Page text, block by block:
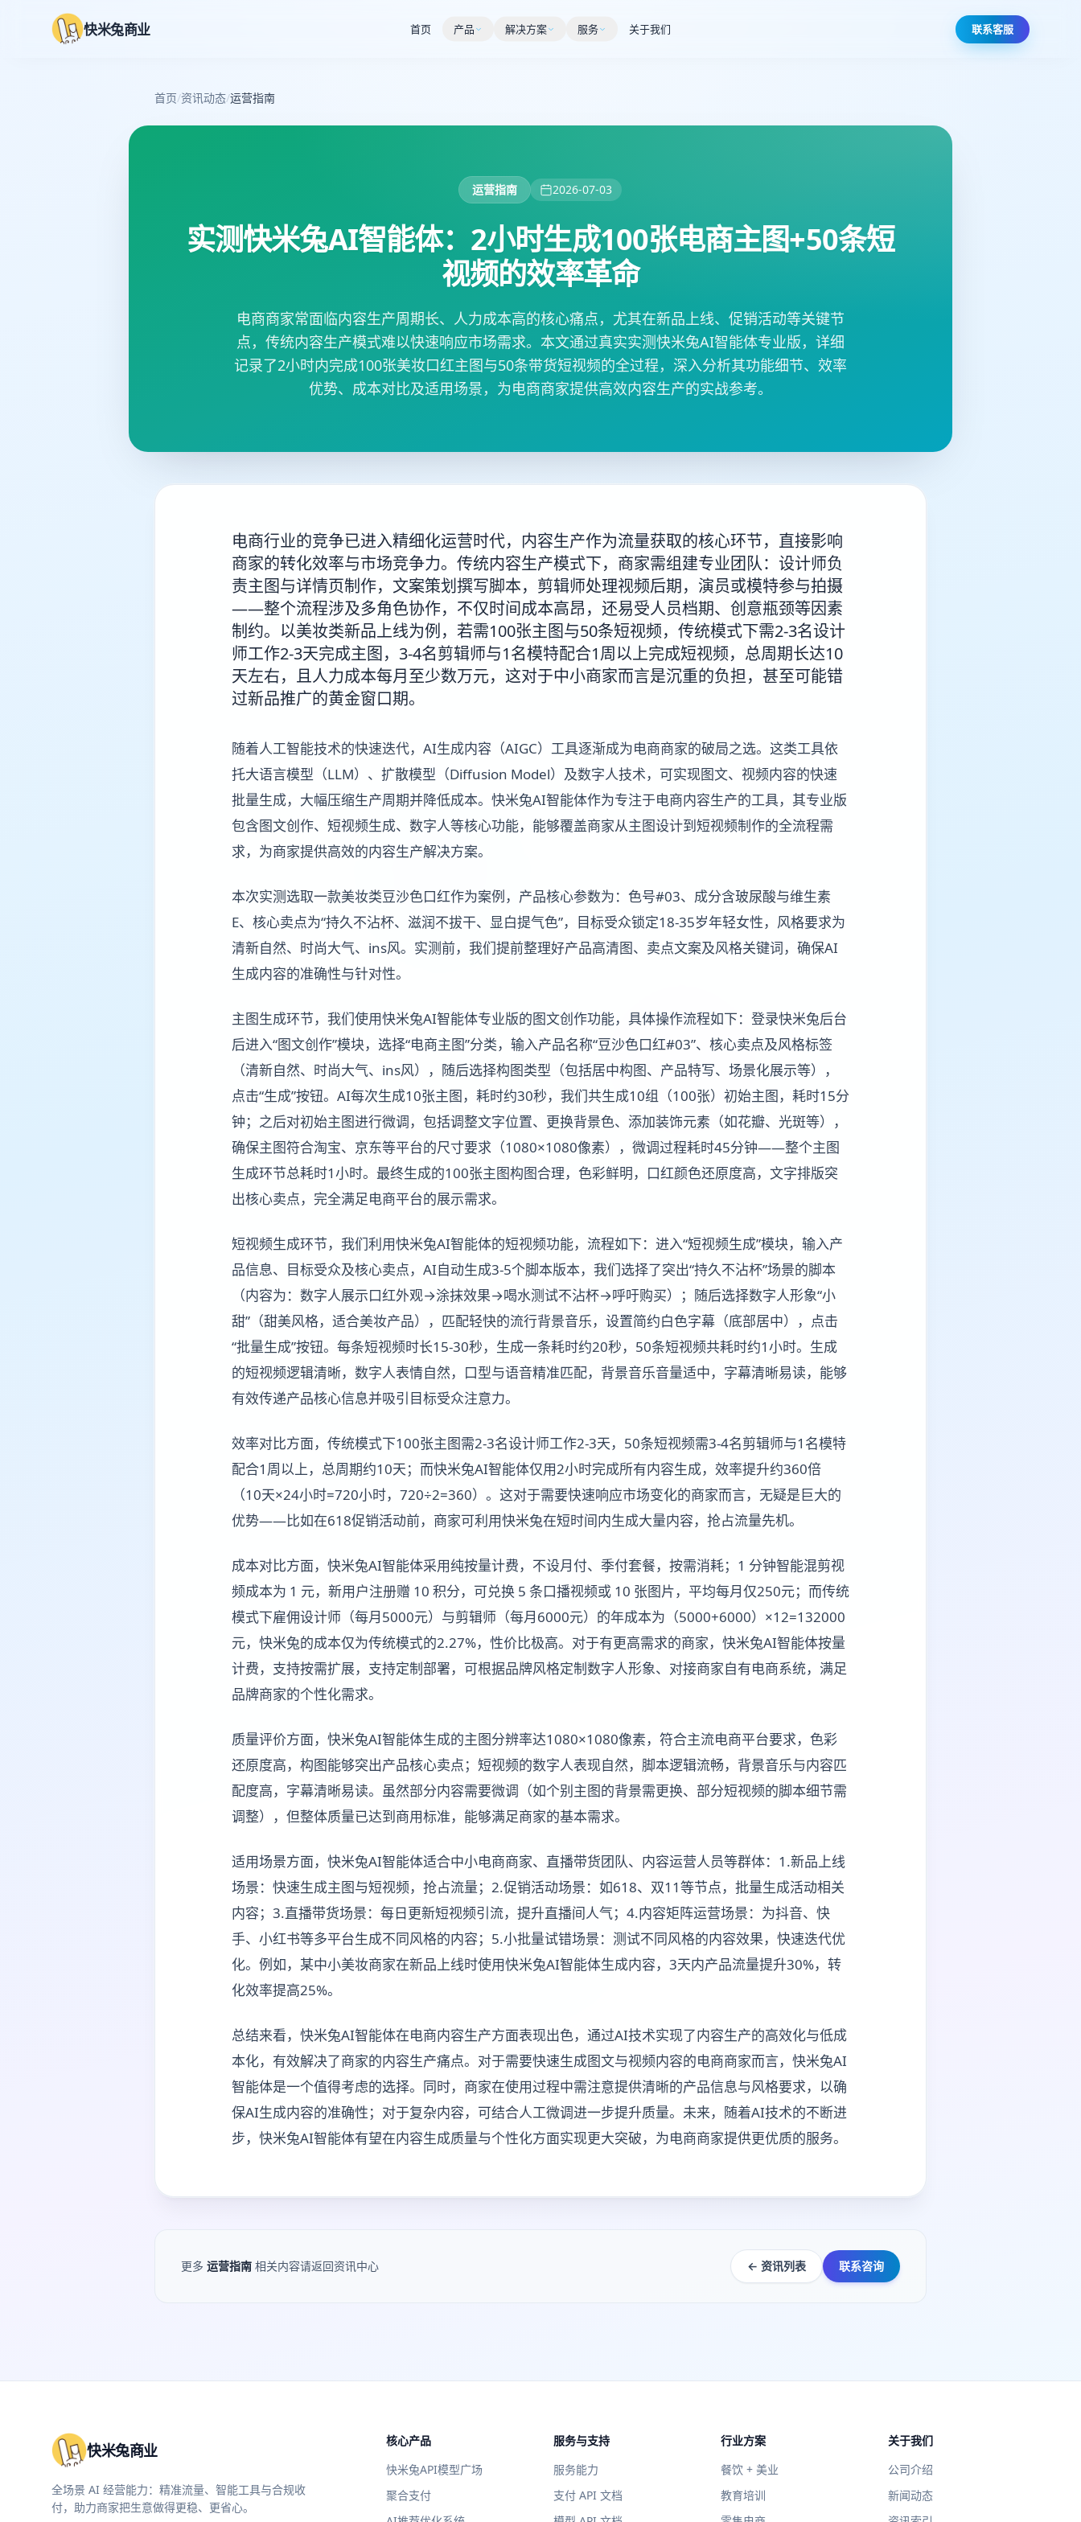
快米兔商业 首页 产品 解决方案 服务 关于我们 联系客服
首页/资讯动态/运营指南
运营指南 2026-07-03
实测快米兔AI智能体：2小时生成100张电商主图+50条短
视频的效率革命
电商商家常面临内容生产周期长、人力成本高的核心痛点，尤其在新品上线、促销活动等关键节
点，传统内容生产模式难以快速响应市场需求。本文通过真实实测快米兔AI智能体专业版，详细
记录了2小时内完成100张美妆口红主图与50条带货短视频的全过程，深入分析其功能细节、效率
优势、成本对比及适用场景，为电商商家提供高效内容生产的实战参考。
电商行业的竞争已进入精细化运营时代，内容生产作为流量获取的核心环节，直接影响
商家的转化效率与市场竞争力。传统内容生产模式下，商家需组建专业团队：设计师负
责主图与详情页制作，文案策划撰写脚本，剪辑师处理视频后期，演员或模特参与拍摄
——整个流程涉及多角色协作，不仅时间成本高昂，还易受人员档期、创意瓶颈等因素
制约。以美妆类新品上线为例，若需100张主图与50条短视频，传统模式下需2-3名设计
师工作2-3天完成主图，3-4名剪辑师与1名模特配合1周以上完成短视频，总周期长达10
天左右，且人力成本每月至少数万元，这对于中小商家而言是沉重的负担，甚至可能错
过新品推广的黄金窗口期。
随着人工智能技术的快速迭代，AI生成内容（AIGC）工具逐渐成为电商商家的破局之选。这类工具依
托大语言模型（LLM）、扩散模型（Diffusion Model）及数字人技术，可实现图文、视频内容的快速
批量生成，大幅压缩生产周期并降低成本。快米兔AI智能体作为专注于电商内容生产的工具，其专业版
包含图文创作、短视频生成、数字人等核心功能，能够覆盖商家从主图设计到短视频制作的全流程需
求，为商家提供高效的内容生产解决方案。
本次实测选取一款美妆类豆沙色口红作为案例，产品核心参数为：色号#03、成分含玻尿酸与维生素
E、核心卖点为“持久不沾杯、滋润不拔干、显白提气色”，目标受众锁定18-35岁年轻女性，风格要求为
清新自然、时尚大气、ins风。实测前，我们提前整理好产品高清图、卖点文案及风格关键词，确保AI
生成内容的准确性与针对性。
主图生成环节，我们使用快米兔AI智能体专业版的图文创作功能，具体操作流程如下：登录快米兔后台
后进入“图文创作”模块，选择“电商主图”分类，输入产品名称“豆沙色口红#03”、核心卖点及风格标签
（清新自然、时尚大气、ins风），随后选择构图类型（包括居中构图、产品特写、场景化展示等），
点击“生成”按钮。AI每次生成10张主图，耗时约30秒，我们共生成10组（100张）初始主图，耗时15分
钟；之后对初始主图进行微调，包括调整文字位置、更换背景色、添加装饰元素（如花瓣、光斑等），
确保主图符合淘宝、京东等平台的尺寸要求（1080×1080像素），微调过程耗时45分钟——整个主图
生成环节总耗时1小时。最终生成的100张主图构图合理，色彩鲜明，口红颜色还原度高，文字排版突
出核心卖点，完全满足电商平台的展示需求。
短视频生成环节，我们利用快米兔AI智能体的短视频功能，流程如下：进入“短视频生成”模块，输入产
品信息、目标受众及核心卖点，AI自动生成3-5个脚本版本，我们选择了突出“持久不沾杯”场景的脚本
（内容为：数字人展示口红外观→涂抹效果→喝水测试不沾杯→呼吁购买）；随后选择数字人形象“小
甜”（甜美风格，适合美妆产品），匹配轻快的流行背景音乐，设置简约白色字幕（底部居中），点击
“批量生成”按钮。每条短视频时长15-30秒，生成一条耗时约20秒，50条短视频共耗时约1小时。生成
的短视频逻辑清晰，数字人表情自然，口型与语音精准匹配，背景音乐音量适中，字幕清晰易读，能够
有效传递产品核心信息并吸引目标受众注意力。
效率对比方面，传统模式下100张主图需2-3名设计师工作2-3天，50条短视频需3-4名剪辑师与1名模特
配合1周以上，总周期约10天；而快米兔AI智能体仅用2小时完成所有内容生成，效率提升约360倍
（10天×24小时=720小时，720÷2=360）。这对于需要快速响应市场变化的商家而言，无疑是巨大的
优势——比如在618促销活动前，商家可利用快米兔在短时间内生成大量内容，抢占流量先机。
成本对比方面，快米兔AI智能体采用纯按量计费，不设月付、季付套餐，按需消耗；1 分钟智能混剪视
频成本为 1 元，新用户注册赠 10 积分，可兑换 5 条口播视频或 10 张图片，平均每月仅250元；而传统
模式下雇佣设计师（每月5000元）与剪辑师（每月6000元）的年成本为（5000+6000）×12=132000
元，快米兔的成本仅为传统模式的2.27%，性价比极高。对于有更高需求的商家，快米兔AI智能体按量
计费，支持按需扩展，支持定制部署，可根据品牌风格定制数字人形象、对接商家自有电商系统，满足
品牌商家的个性化需求。
质量评价方面，快米兔AI智能体生成的主图分辨率达1080×1080像素，符合主流电商平台要求，色彩
还原度高，构图能够突出产品核心卖点；短视频的数字人表现自然，脚本逻辑流畅，背景音乐与内容匹
配度高，字幕清晰易读。虽然部分内容需要微调（如个别主图的背景需更换、部分短视频的脚本细节需
调整），但整体质量已达到商用标准，能够满足商家的基本需求。
适用场景方面，快米兔AI智能体适合中小电商商家、直播带货团队、内容运营人员等群体：1.新品上线
场景：快速生成主图与短视频，抢占流量；2.促销活动场景：如618、双11等节点，批量生成活动相关
内容；3.直播带货场景：每日更新短视频引流，提升直播间人气；4.内容矩阵运营场景：为抖音、快
手、小红书等多平台生成不同风格的内容；5.小批量试错场景：测试不同风格的内容效果，快速迭代优
化。例如，某中小美妆商家在新品上线时使用快米兔AI智能体生成内容，3天内产品流量提升30%，转
化效率提高25%。
总结来看，快米兔AI智能体在电商内容生产方面表现出色，通过AI技术实现了内容生产的高效化与低成
本化，有效解决了商家的内容生产痛点。对于需要快速生成图文与视频内容的电商商家而言，快米兔AI
智能体是一个值得考虑的选择。同时，商家在使用过程中需注意提供清晰的产品信息与风格要求，以确
保AI生成内容的准确性；对于复杂内容，可结合人工微调进一步提升质量。未来，随着AI技术的不断进
步，快米兔AI智能体有望在内容生成质量与个性化方面实现更大突破，为电商商家提供更优质的服务。
更多 运营指南 相关内容请返回资讯中心 ← 资讯列表 联系咨询
快米兔商业
全场景 AI 经营能力：精准流量、智能工具与合规收
付，助力商家把生意做得更稳、更省心。
核心产品
快米兔API模型广场
聚合支付
服务与支持
服务能力
支付 API 文档
行业方案
餐饮 + 美业
教育培训
关于我们
公司介绍
新闻动态